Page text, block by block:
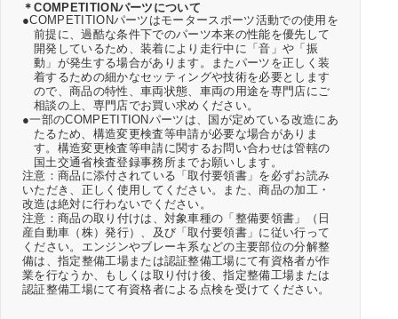
＊COMPETITIONパーツについて
●COMPETITIONパーツはモータースポーツ活動での使用を
前提に、過酷な条件下でのパーツ本来の性能を優先して
開発しているため、装着により走行中に「音」や「振
動」が発生する場合があります。またパーツを正しく装
着するための細かなセッティングや技術を必要とします
ので、商品の特性、車両状態、車両の用途を専門店にご
相談の上、専門店でお買い求めください。
●一部のCOMPETITIONパーツは、国が定めている改造にあ
たるため、構造変更検査等申請が必要な場合がありま
す。構造変更検査等申請に関するお問い合わせは管轄の
国土交通省検査登録事務所までお願いします。
注意：商品に添付されている「取付要領書」を必ずお読み
いただき、正しく使用してください。また、商品の加工・
改造は絶対に行わないでください。
注意：商品の取り付けは、対象車種の「整備要領書」（日
産自動車（株）発行）、及び「取付要領書」に従い行って
ください。エンジンやブレーキ系などの主要部位の分解整
備は、指定整備工場または認証整備工場にて有資格者が作
業を行なうか、もしくは取り付け後、指定整備工場または
認証整備工場にて有資格者による点検を受けてください。